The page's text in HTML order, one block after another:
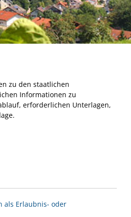
zu den staatlichen
Informationen zu
erforderlichen Unterlagen,
als Erlaubnis- oder